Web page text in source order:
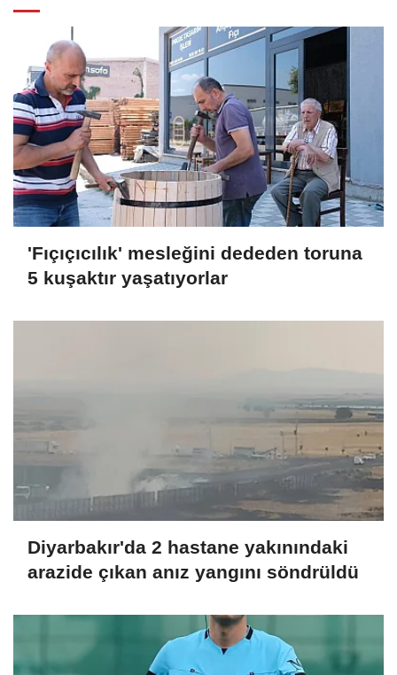
'Fıçıçıcılık' mesleğini dededen toruna
5 kuşaktır yaşatıyorlar
Diyarbakır'da 2 hastane yakınındaki
arazide çıkan anız yangını söndrüldü